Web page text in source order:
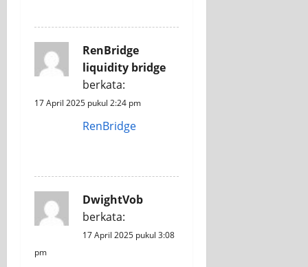
RenBridge
liquidity bridge
berkata:
17 April 2025 pukul 2:24 pm
RenBridge
DwightVob
berkata:
17 April 2025 pukul 3:08
pm